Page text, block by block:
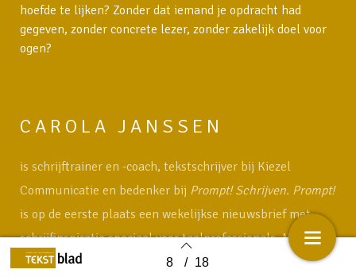
Back to index 8 / 18
hoefde te lijken? Zonder dat iemand je opdracht had
gegeven, zonder concrete lezer, zonder zakelijk doel voor
ogen?
CAROLA JANSSEN
is schrijftrainer en -coach, tekstschrijver bij Kiezel
Communicatie en bedenker bij Prompt! Schrijven. Prompt!
is op de eerste plaats een wekelijkse nieuwsbrief met
schrijfinspiratie speciaal voor taalprofessionals. Meer
informatie op
prompt-schrijven.nl.